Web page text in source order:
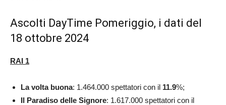
Ascolti DayTime Pomeriggio, i dati del
18 ottobre 2024
RAI 1
La volta buona: 1.464.000 spettatori con il 11.9%;
Il Paradiso delle Signore: 1.617.000 spettatori con il